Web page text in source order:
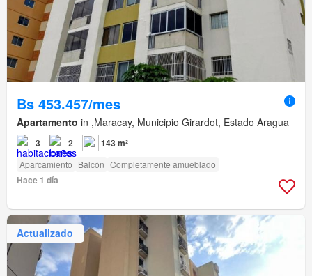
Bs 453.457/mes
Apartamento in ,Maracay, Municipio Girardot, Estado Aragua
3 2 143 m²
Aparcamiento Balcón Completamente amueblado
Hace 1 día
Actualizado